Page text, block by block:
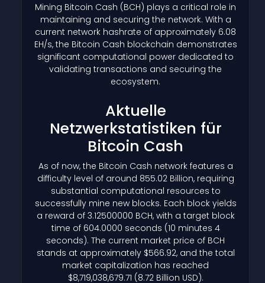
Mining Bitcoin Cash (BCH) plays a critical role in
maintaining and securing the network. With a
current network hashrate of approximately 6.08
EH/s, the Bitcoin Cash blockchain demonstrates
significant computational power dedicated to
validating transactions and securing the
ecosystem.
Aktuelle
Netzwerkstatistiken für
Bitcoin Cash
As of now, the Bitcoin Cash network features a
difficulty level of around 855.02 Billion, requiring
substantial computational resources to
successfully mine new blocks. Each block yields
a reward of 3.12500000 BCH, with a target block
time of 604.0000 seconds (10 minutes 4
seconds). The current market price of BCH
stands at approximately $566.92, and the total
market capitalization has reached
$8,719,038,679.71 (8.72 Billion USD).